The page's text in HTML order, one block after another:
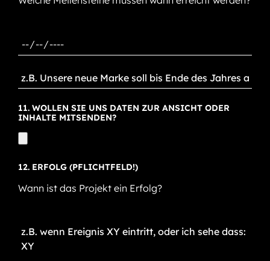
11. WOLLEN SIE UNS DATEN ZUR ANSICHT ODER
INHALTE MITSENDEN?
12. ERFOLG (PFLICHTFELD!)
Wann ist das Projekt ein Erfolg?